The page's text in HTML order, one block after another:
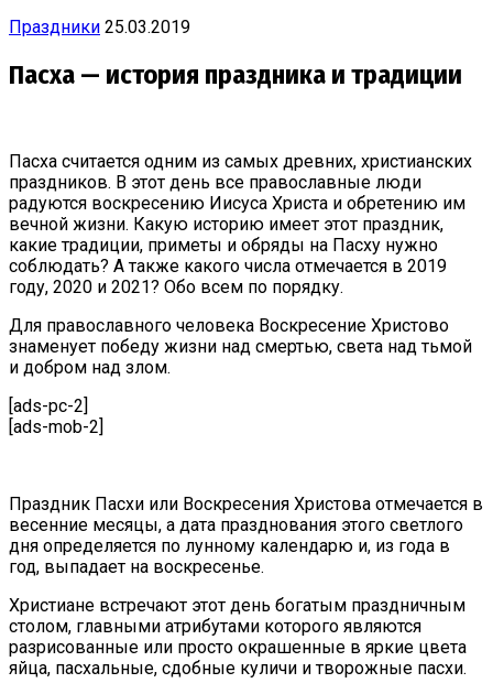
Праздники 25.03.2019
Пасха — история праздника и традиции
Пасха считается одним из самых древних, христианских
праздников. В этот день все православные люди
радуются воскресению Иисуса Христа и обретению им
вечной жизни. Какую историю имеет этот праздник,
какие традиции, приметы и обряды на Пасху нужно
соблюдать? А также какого числа отмечается в 2019
году, 2020 и 2021? Обо всем по порядку.
Для православного человека Воскресение Христово
знаменует победу жизни над смертью, света над тьмой
и добром над злом.
[ads-pc-2]
[ads-mob-2]
Праздник Пасхи или Воскресения Христова отмечается в
весенние месяцы, а дата празднования этого светлого
дня определяется по лунному календарю и, из года в
год, выпадает на воскресенье.
Христиане встречают этот день богатым праздничным
столом, главными атрибутами которого являются
разрисованные или просто окрашенные в яркие цвета
яйца, пасхальные, сдобные куличи и творожные пасхи.